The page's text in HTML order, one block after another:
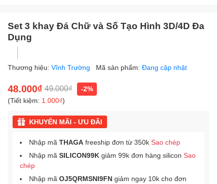
Set 3 khay Đá Chữ và Số Tạo Hình 3D/4D Đa
Dụng
Thương hiệu: Vĩnh Trường Mã sản phẩm: Đang cập nhật
48.000₫ 49.000₫
-2%
(Tiết kiệm: 1.000₫)
KHUYẾN MÃI - ƯU ĐÃI
Nhập mã THAGA freeship đơn từ 350k Sao chép
Nhập mã SILICON99K giảm 99k đơn hàng silicon Sao
chép
Nhập mã OJ5QRMSNI9FN giảm ngay 10k cho đơn